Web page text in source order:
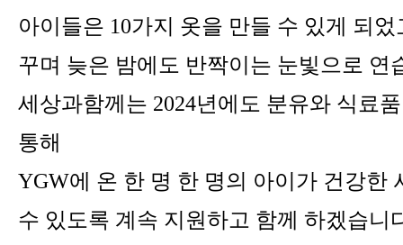
아이들은 10가지 옷을 만들 수 있게 되
꾸며 늦은 밤에도 반짝이는 눈빛으로 연
세상과함께는 2024년에도 분유와 식료
통해
YGW에 온 한 명 한 명의 아이가 건강한
수 있도록 계속 지원하고 함께 하겠습니